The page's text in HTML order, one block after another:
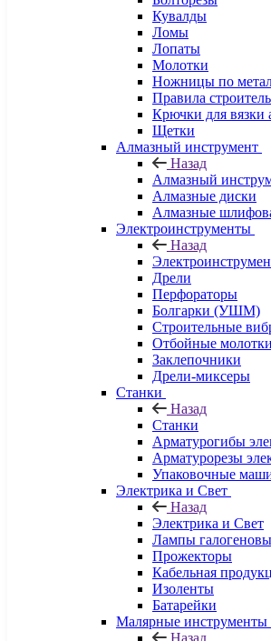
Кувалды
Ломы
Лопаты
Молотки
Ножницы по
Правила
Крючки для вязки
Щетки
Алмазный инструмент
Назад
Алмазный
Алмазные диски
Алмазные
Электроинструменты
Назад
Дрели
Перфораторы
Болгарки (УШМ)
Строительные
Отбойные молотки
Заклепочники
Дрели-миксеры
Станки
Назад
Станки
Арматурогибы
Арматурорезы
Упаковочные
Электрика и Свет
Назад
Электрика и Свет
Лампы
Прожекторы
Кабельная
Изоленты
Батарейки
Малярные инструменты
Назад